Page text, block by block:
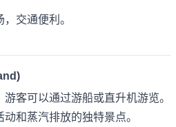
交通便利。
客可以通过游船或直升机游览。
和蒸汽排放的独特景点。